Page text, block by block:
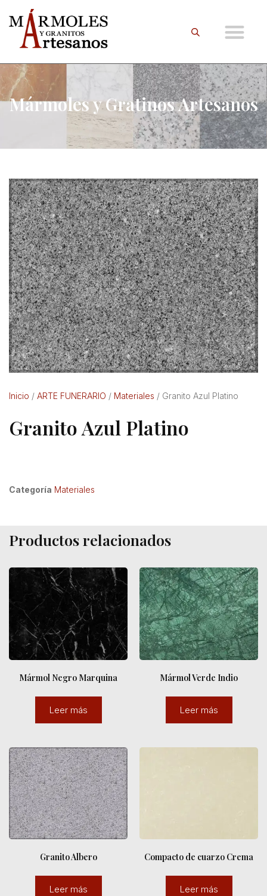
Mármoles y Gratinos Artesanos
Inicio / ARTE FUNERARIO / Materiales / Granito Azul Platino
Granito Azul Platino
Categoría Materiales
Productos relacionados
Mármol Negro Marquina
Leer más
Mármol Verde Indio
Leer más
Granito Albero
Leer más
Compacto de cuarzo Crema
Leer más